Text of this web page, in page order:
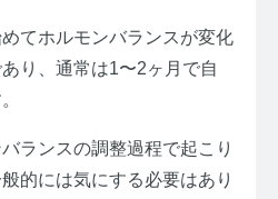
てホルモンバランスが変化
り、通常は1〜2ヶ月で自
ランスの調整過程で起こり
的には気にする必要はあり